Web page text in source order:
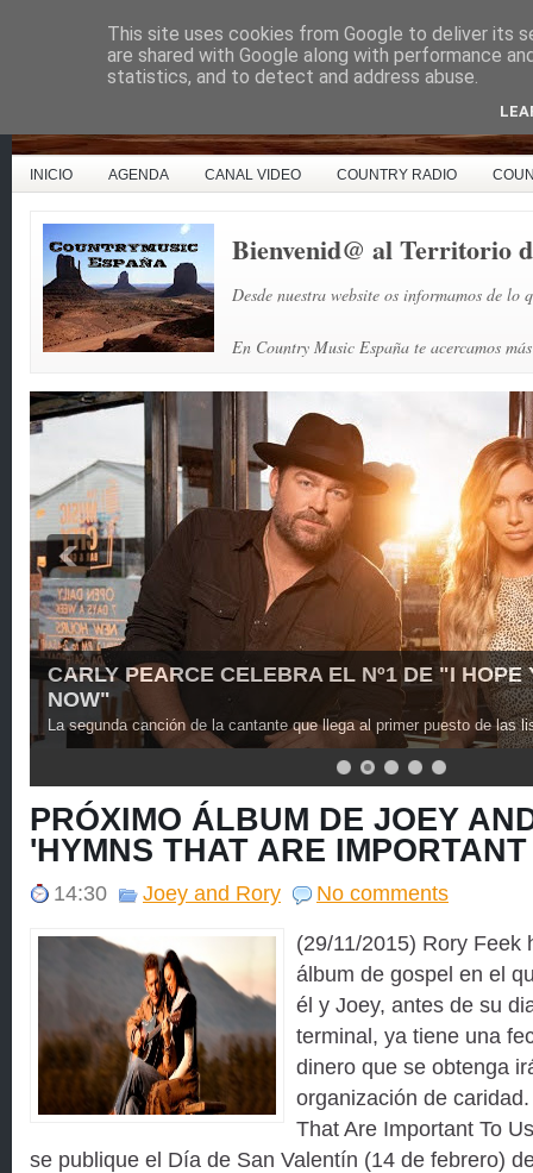
Country Music España
INICIO AGENDA CANAL VIDEO COUNTRY RADIO
Bienvenid@ al Territorio
Desde nuestra website os informamos de
En Country Music España te acercamos
CARLY PEARCE CELEBRA EL Nº1 DE "I HOPE
NOW"
La segunda canción de la cantante que llega al primer puesto de las
PRÓXIMO ÁLBUM DE JOEY
'HYMNS THAT ARE
14:30 Joey and Rory
No comments
(29/11/2015) Rory Feek
álbum de gospel en el
él y Joey, antes de su
terminal, ya tiene una
dinero que se obtenga
organización de
That Are Important To
se publique el Día de San Valentín (14 de febrero)
This site uses cookies from Google to deliver its
are shared with Google along with performance
statistics, and to detect and address abuse.